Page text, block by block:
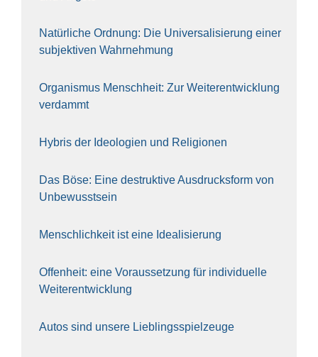
Natür­li­che Ord­nung: Die Uni­ver­sa­li­sie­rung einer
sub­jek­ti­ven Wahr­neh­mung
Orga­nis­mus Mensch­heit: Zur Wei­ter­ent­wick­lung
ver­dammt
Hybris der Ideo­lo­gien und Reli­gio­nen
Das Böse: Eine destruk­ti­ve Aus­drucks­form von
Unbe­wusst­sein
Mensch­lich­keit ist eine Idea­li­sie­rung
Offen­heit: eine Vor­aus­set­zung für indi­vi­du­el­le
Wei­ter­ent­wick­lung
Autos sind unse­re Lieb­lings­spiel­zeu­ge